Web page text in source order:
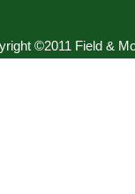
©2011 Field &